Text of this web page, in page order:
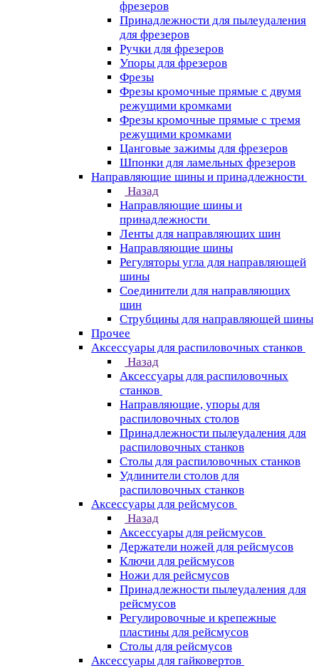
фрезеров
Принадлежности для пылеудаления
для фрезеров
Ручки для фрезеров
Упоры для фрезеров
Фрезы
Фрезы кромочные прямые с двумя
режущими кромками
Фрезы кромочные прямые с тремя
режущими кромками
Цанговые зажимы для фрезеров
Шпонки для ламельных фрезеров
Направляющие шины и принадлежности
Назад
Направляющие шины и
принадлежности
Ленты для направляющих шин
Направляющие шины
Регуляторы угла для направляющей
шины
Соединители для направляющих
шин
Струбцины для направляющей шины
Прочее
Аксессуары для распиловочных станков
Назад
Аксессуары для распиловочных
станков
Направляющие, упоры для
распиловочных столов
Принадлежности пылеудаления для
распиловочных станков
Столы для распиловочных станков
Удлинители столов для
распиловочных станков
Аксессуары для рейсмусов
Назад
Аксессуары для рейсмусов
Держатели ножей для рейсмусов
Ключи для рейсмусов
Ножи для рейсмусов
Принадлежности пылеудаления для
рейсмусов
Регулировочные и крепежные
пластины для рейсмусов
Столы для рейсмусов
Аксессуары для гайковертов